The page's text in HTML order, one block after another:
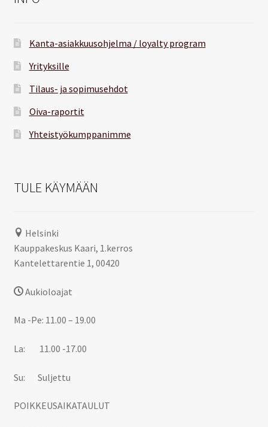
Kanta-asiakkuusohjelma / loyalty program
Yrityksille
Tilaus- ja sopimusehdot
Oiva-raportit
Yhteistyökumppanimme
TULE KÄYMÄÄN
Helsinki
Kauppakeskus Kaari, 1.kerros
Kantelettarentie 1, 00420
Aukioloajat
Ma -Pe: 11.00 – 19.00
La: 11.00 -17.00
Su: Suljettu
POIKKEUSAIKATAULUT